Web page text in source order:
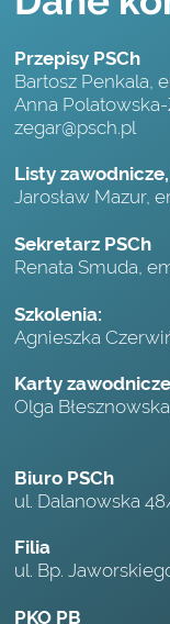
Przepisy PSCh
Bartosz Penkala,
Anna
zegar@psch.pl
Listy
Jarosław Mazur,
Sekretarz PSCh
Renata Smuda,
Szkolenia:
Agnieszka
Karty
Olga
Biuro PSCh
ul. Dalanowska
Filia
ul. Bp.
PKO PB